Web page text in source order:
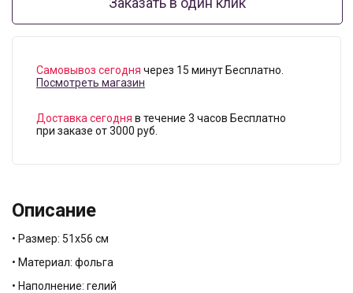
Самовывоз сегодня через 15 минут Бесплатно.
Посмотреть магазин
Доставка сегодня в течение 3 часов Бесплатно
при заказе от 3000 руб.
Описание
• Размер: 51х56 см
• Материал: фольга
• Наполнение: гелий